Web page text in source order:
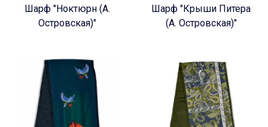
Шарф "Ноктюрн (А.
Островская)"
Шарф "Крыши Питера
(А. Островская)"